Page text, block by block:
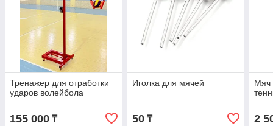
Тренажер для отработки
ударов волейбола
155 000 ₸
Иголка для мячей
50₸
Мяч
2